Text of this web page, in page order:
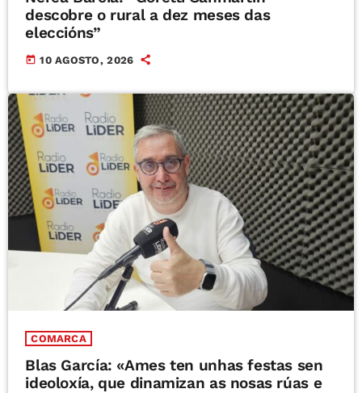
descobre o rural a dez meses das
eleccións”
today 10 AGOSTO, 2026
COMARCA
Blas García: «Ames ten unhas festas sen
ideoloxía, que dinamizan as nosas rúas e